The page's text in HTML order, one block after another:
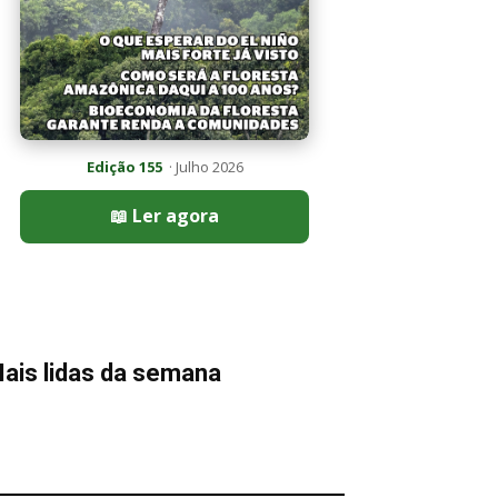
Edição 155· Julho 2026
📖 Ler agora
lidas da semana